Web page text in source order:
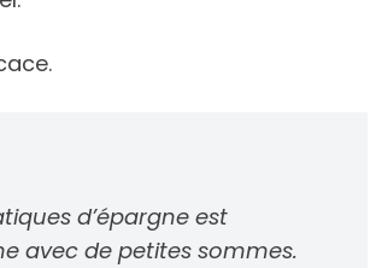
d’épargne est
avec de petites sommes.